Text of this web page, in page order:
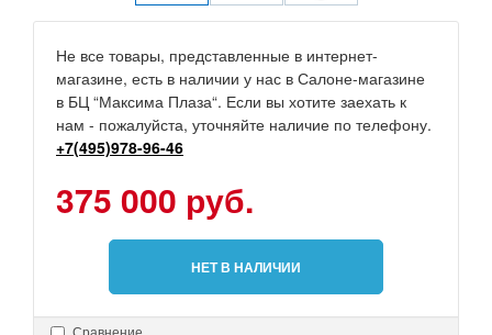
Не все товары, представленные в интернет-
магазине, есть в наличии у нас в Салоне-магазине
в БЦ “Максима Плаза“. Если вы хотите заехать к
нам - пожалуйста, уточняйте наличие по телефону.
+7(495)978-96-46
375 000 руб.
НЕТ В НАЛИЧИИ